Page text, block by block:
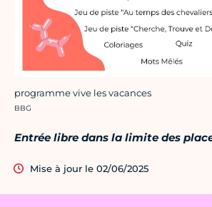
programme vive les vacances
Crédit photo :
BBG
Entrée libre dans la limite des
Mise à jour le 02/06/2025